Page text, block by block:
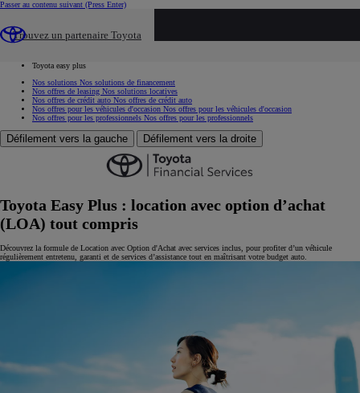
Passer au contenu suivant (Press Enter)
Trouvez un partenaire Toyota
Toyota easy plus
Nos solutions Nos solutions de financement
Nos offres de leasing Nos solutions locatives
Nos offres de crédit auto Nos offres de crédit auto
Nos offres pour les véhicules d'occasion Nos offres pour les véhicules d'occasion
Nos offres pour les professionnels Nos offres pour les professionnels
Défilement vers la gauche Défilement vers la droite
Toyota Easy Plus : location avec option d’achat
(LOA) tout compris
Découvrez la formule de Location avec Option d'Achat avec services inclus, pour profiter d’un véhicule
régulièrement entretenu, garanti et de services d’assistance tout en maîtrisant votre budget auto.